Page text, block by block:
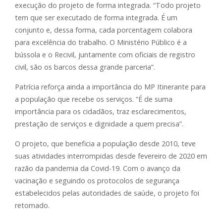
execução do projeto de forma integrada. “Todo projeto
tem que ser executado de forma integrada. É um
conjunto e, dessa forma, cada porcentagem colabora
para excelência do trabalho. O Ministério Público é a
bússola e o Recivil, juntamente com oficiais de registro
civil, são os barcos dessa grande parceria”.
Patrícia reforça ainda a importância do MP Itinerante para
a população que recebe os serviços. “É de suma
importância para os cidadãos, traz esclarecimentos,
prestação de serviços e dignidade a quem precisa”.
O projeto, que beneficia a população desde 2010, teve
suas atividades interrompidas desde fevereiro de 2020 em
razão da pandemia da Covid-19. Com o avanço da
vacinação e seguindo os protocolos de segurança
estabelecidos pelas autoridades de saúde, o projeto foi
retomado.